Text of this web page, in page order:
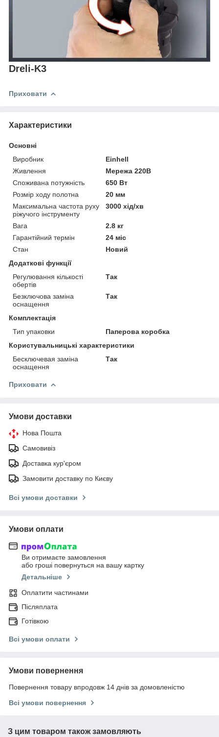
Dreli-K3
Приховати
Характеристики
Основні
Виробник
Einhell
Живлення
Мережа 220В
Споживана потужність
650 Вт
Розмір ходу полотна
20 мм
Максимальна частота руху
ріжучого інструменту
3000 хід/хв
Вага
2.8 кг
Гарантійний термін
24 міс
Стан
Новий
Додаткові функції
Регулювання кількості
обертів
Так
Безключова заміна
оснащення
Так
Комплектація
Тип упаковки
Паперова коробка
Користувальницькі характеристики
Бесключевая заміна
оснащення
Так
Приховати
Умови доставки
Нова Пошта
Самовивіз
Доставка кур'єром
Замовити доставку по Києву
Всі умови доставки
Умови оплати
Ви отримаєте замовлення
або гроші повернуться на вашу картку
Детальніше
Оплатити частинами
Післяплата
Готівкою
Всі умови оплати
Умови повернення
Повернення товару впродовж 14 днів за домовленістю
Всі умови повернення
З цим товаром також замовляють